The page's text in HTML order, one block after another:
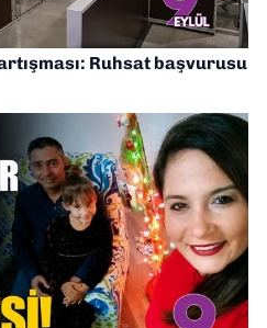
Ruhsat başvurusu